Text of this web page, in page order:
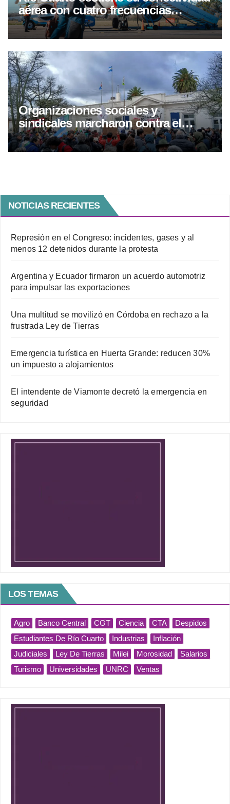
aérea con cuatro frecuencias
semanales hacia Buenos Aires
Organizaciones sociales y
sindicales marcharon contra el
proyecto de inviolavilidad de
propiedad privada
NOTICIAS RECIENTES
Represión en el Congreso: incidentes, gases y al
menos 12 detenidos durante la protesta
Argentina y Ecuador firmaron un acuerdo automotriz
para impulsar las exportaciones
Una multitud se movilizó en Córdoba en rechazo a la
frustrada Ley de Tierras
Emergencia turística en Huerta Grande: reducen 30%
un impuesto a alojamientos
El intendente de Viamonte decretó la emergencia en
seguridad
LOS TEMAS
Agro Banco Central CGT Ciencia CTA
Despidos
Estudiantes De Río Cuarto
Industrias
Inflación
Judiciales
Ley De Tierras Milei Morosidad
Salarios
Turismo
Universidades UNRC Ventas